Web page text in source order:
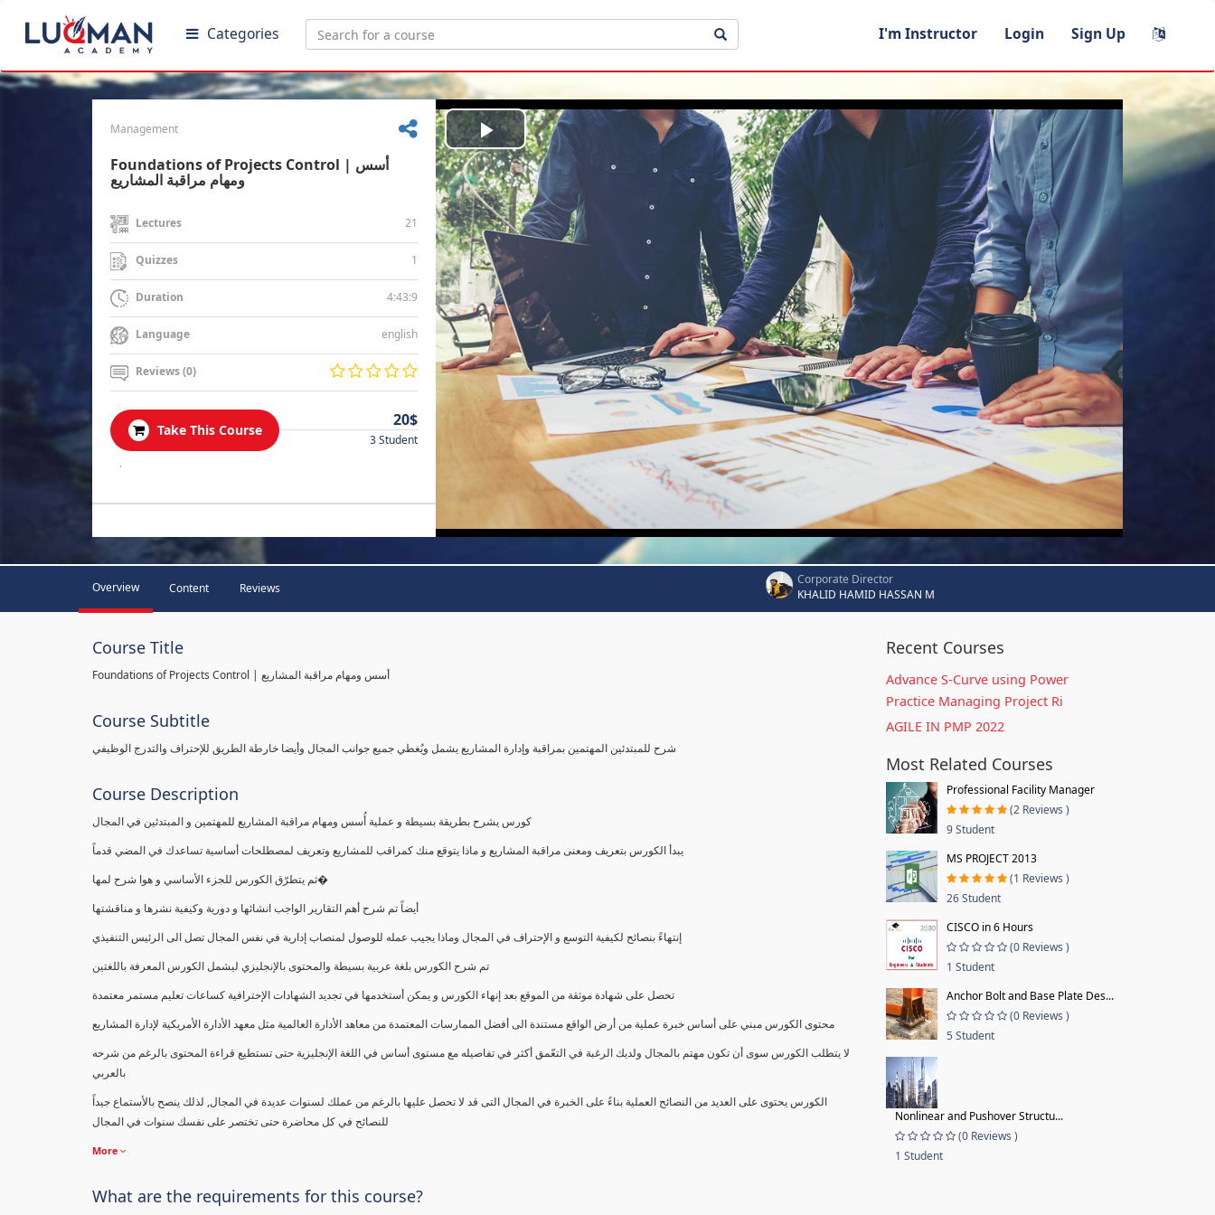
Categories I'm Instructor Login Sign Up
Management
Foundations of Projects Control | أسس
ومهام مراقبة المشاريع
Lectures 21
Quizzes 1
Duration 4:43:9
Language english
Reviews (0)
Take This Course
20$
3 Student
.
Play
Video
Overview Content Reviews
Corporate Director
KHALID HAMID HASSAN M
Course Title
Foundations of Projects Control | أسس ومهام مراقبة المشاريع
Course Subtitle
شرح للمبتدئين المهتمين بمراقبة وإدارة المشاريع يشمل ويُغطي جميع جوانب المجال وأيضا خارطة الطريق للإحتراف والتدرج الوظيفي
Course Description
كورس يشرح بطريقة بسيطة و عملية أُسس ومهام مراقبة المشاريع للمهتمين و المبتدئين في المجال
يبدأ الكورس بتعريف ومعنى مراقبة المشاريع و ماذا يتوقع منك كمراقب للمشاريع وتعريف لمصطلحات أساسية تساعدك في المضي قدماً
ثم يتطرّق الكورس للجزء الأساسي و هوا شرح لمها�
أيضاً تم شرح أهم التقارير الواجب انشائها و دورية وكيفية نشرها و مناقشتها
إنتهاءً بنصائح لكيفية التوسع و الإحتراف في المجال وماذا يجيب عمله للوصول لمنصاب إدارية في نفس المجال تصل الى الرئيس التنفيذي
تم شرح الكورس بلغة عربية بسيطة والمحتوى بالإنجليزي ليشمل الكورس المعرفة باللغتين
تحصل على شهادة موثقة من الموقع بعد إنهاء الكورس و يمكن أستخدمها في تجديد الشهادات الإحترافية كساعات تعليم مستمر معتمدة
محتوى الكورس مبني على أساس خبرة عملية من أرض الواقع مستندة الى أفضل الممارسات المعتمدة من معاهد الأدارة العالمية مثل معهد الأدارة الأمريكية لإدارة المشاريع
لا يتطلب الكورس سوى أن تكون مهتم بالمجال ولديك الرغبة في التعّمق أكثر في تفاصيله مع مستوى أساس في اللغة الإنجليزية حتى تستطيع قراءة المحتوى بالرغم من شرحه
بالعربي
الكورس يحتوى على العديد من النصائح العملية بناءً على الخبرة في المجال التى قد لا تحصل عليها بالرغم من عملك لسنوات عديدة في المجال, لذلك ينصح بالأستماع جيداً
للنصائح في كل محاضرة حتى تختصر على نفسك سنوات في المجال
More
What are the requirements for this course?
Recent Courses
Advance S-Curve using Power
Practice Managing Project Ri
AGILE IN PMP 2022
Most Related Courses
Professional Facility Manager
(2 Reviews )
9 Student
MS PROJECT 2013
(1 Reviews )
26 Student
CISCO in 6 Hours
(0 Reviews )
1 Student
Anchor Bolt and Base Plate Des...
(0 Reviews )
5 Student
Nonlinear and Pushover Structu...
(0 Reviews )
1 Student